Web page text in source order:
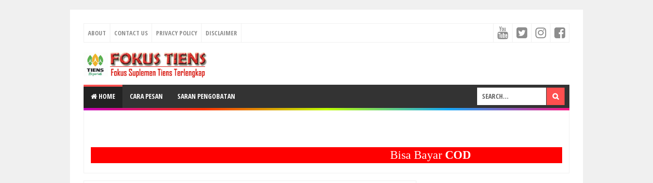
ABOUT CONTACT US PRIVACY POLICY DISCLAIMER
HOME CARA PESAN SARAN PENGOBATAN
Bisa BayarCOD